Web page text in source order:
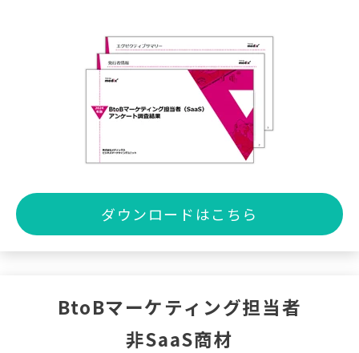
ダウンロードはこちら
BtoBマーケティング担当者
非SaaS商材